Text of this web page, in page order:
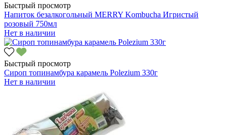
Быстрый просмотр
Напиток безалкогольный MERRY Kombucha Игристый
розовый 750мл
Нет в наличии
Быстрый просмотр
Сироп топинамбура карамель Polezium 330г
Нет в наличии